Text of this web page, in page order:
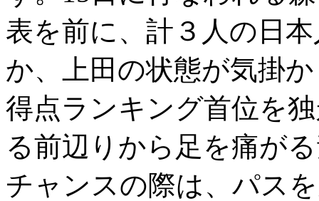
表を前に、計３人の日
か、上田の状態が気掛
得点ランキング首位を
る前辺りから足を痛が
チャンスの際は、パス